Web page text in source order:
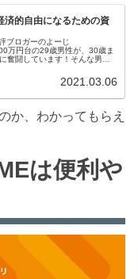
済的自由になるための資
ブロガーのよーじ
万円台の29歳男性が、30歳ま
奮闘しています！そんな男の
2021.03.06
か、わかってもらえ
は便利や